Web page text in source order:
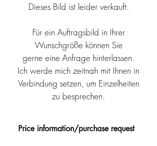
Dieses Bild ist leider verkauft.
Für ein Auftragsbild in Ihrer
Wunschgröße können Sie
gerne eine Anfrage hinterlassen.
Ich werde mich zeitnah mit Ihnen in
Verbindung setzen, um Einzelheiten
zu besprechen.
Price information/purchase request